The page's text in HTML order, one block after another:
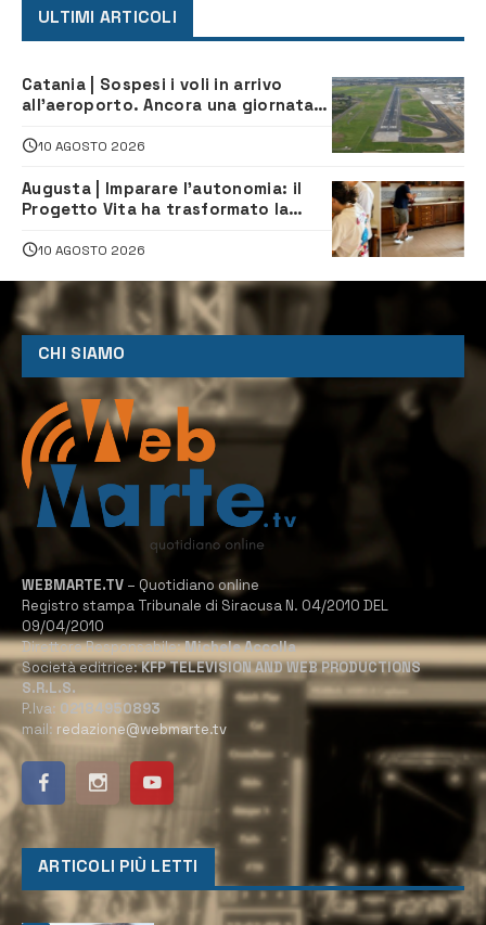
ULTIMI ARTICOLI
Catania | Sospesi i voli in arrivo
all’aeroporto. Ancora una giornata
10 AGOSTO 2026
Augusta | Imparare l’autonomia: il
Progetto Vita ha trasformato la
indipendenza
10 AGOSTO 2026
CHI SIAMO
WEBMARTE.TV – Quotidiano online
Registro stampa Tribunale di Siracusa N. 04/2010 DEL
09/04/2010
Direttore Responsabile:Michele Accolla
Società editrice:KFP TELEVISION AND WEB PRODUCTIONS
S.R.L.S.
P.Iva: 02184950893
mail: redazione@webmarte.tv
ARTICOLI PIÙ LETTI